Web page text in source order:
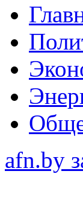
afn.by